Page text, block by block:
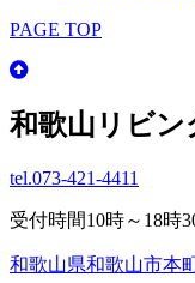
PAGE TOP
和歌山リビ
tel.073-421-4411
受付時間10時～18時
和歌山県和歌山市本